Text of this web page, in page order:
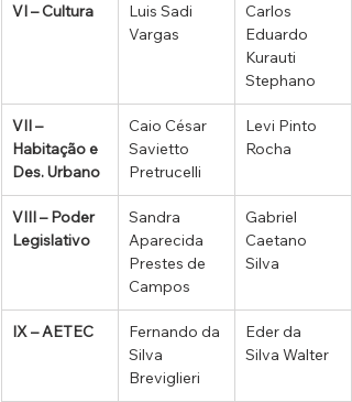
VI – Cultura
Luis Sadi
Vargas
Carlos
Eduardo
Kurauti
Stephano
VII –
Habitação e
Des. Urbano
Caio César
Savietto
Pretrucelli
Levi Pinto
Rocha
VIII – Poder
Legislativo
Sandra
Aparecida
Prestes de
Campos
Gabriel
Caetano
Silva
IX – AETEC
Fernando da
Silva
Breviglieri
Eder da
Silva Walter